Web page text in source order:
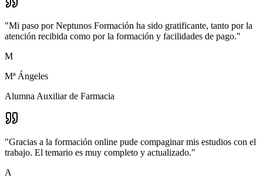
"Mi paso por Neptunos Formación ha sido gratificante, tanto por la
atención recibida como por la formación y facilidades de pago."
M
Mª Ángeles
Alumna Auxiliar de Farmacia
"Gracias a la formación online pude compaginar mis estudios con el
trabajo. El temario es muy completo y actualizado."
A